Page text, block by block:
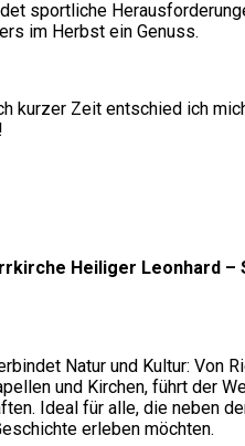
sportliche
im Herbst ein Genuss.
kurzer Zeit entschied ich
Heiliger Leonhard –
Natur und Kultur: Von
und Kirchen, führt der
Ideal für alle, die neben
erleben möchten.